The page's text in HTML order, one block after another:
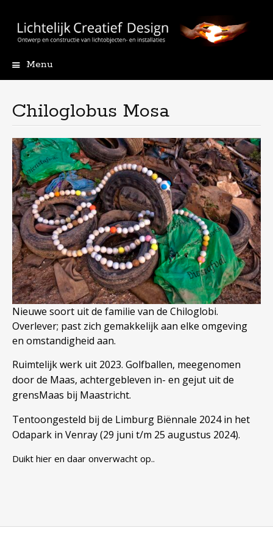
Menu
Chiloglobus Mosa
Nieuwe soort uit de familie van de Chiloglobi.
Overlever; past zich gemakkelijk aan elke omgeving
en omstandigheid aan.
Ruimtelijk werk uit 2023. Golfballen, meegenomen
door de Maas, achtergebleven in- en gejut uit de
grensMaas bij Maastricht.
Tentoongesteld bij de Limburg Biënnale 2024 in het
Odapark in Venray (29 juni t/m 25 augustus 2024).
Duikt hier en daar onverwacht op..